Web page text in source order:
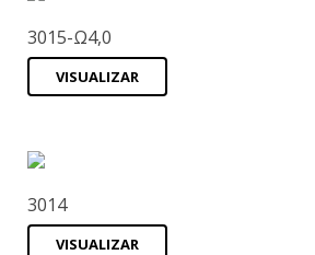
3015-Ω4,0
VISUALIZAR
3014
VISUALIZAR